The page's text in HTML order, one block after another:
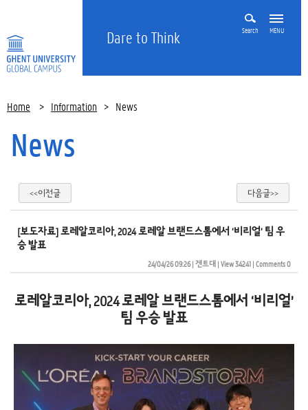
Dare to Think Search MENU
Home > Information > News
News
<<이전글 다음글>>
[보도자료] 로레알코리아, 2024 로레알 브랜드스톰에서 ‘비리얼’ 팀 우
승 발표
24/04/26 09:26| 겐트대| View 34241| Comments 0
로레알코리아, 2024 로레알 브랜드스톰에서 ‘비리얼’
팀 우승 발표